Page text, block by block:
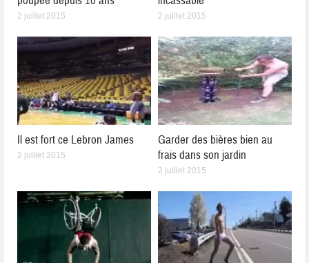
2 juillet 2015 2 juillet 2015
Il est fort ce Lebron James
2 juillet 2015
Garder des bières bien au
frais dans son jardin
2 juillet 2015